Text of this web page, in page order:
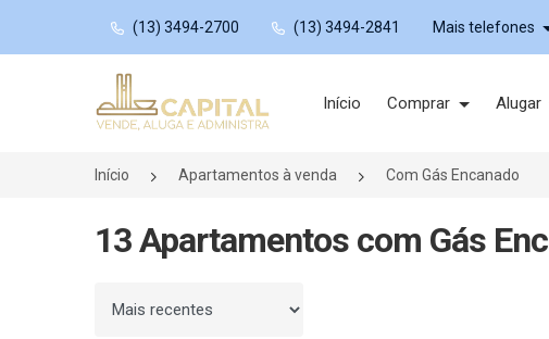
(13) 3494-2700 (13) 3494-2841 Mais telefones
Página inicial
Início Comprar Alugar
Início Apartamentos à venda Com Gás Encanado
13 Apartamentos com Gás
Ordenar por